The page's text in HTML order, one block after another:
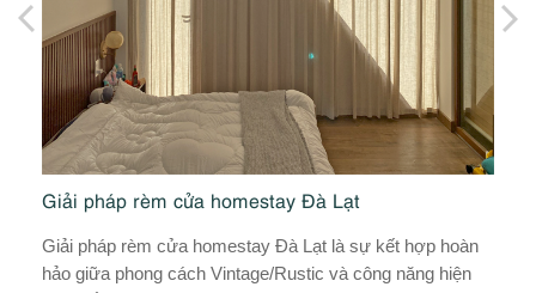
Giải pháp rèm cửa homestay Đà Lạt
Giải pháp rèm cửa homestay Đà Lạt là sự kết hợp hoàn
hảo giữa phong cách Vintage/Rustic và công năng hiện